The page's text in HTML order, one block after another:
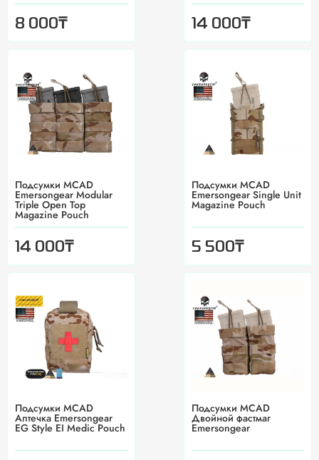
8 000₸ 14 000₸
Подсумки MCAD
Emersongear Modular
Triple Open Top
Magazine Pouch
14 000₸
Подсумки MCAD
Emersongear Single Unit
Magazine Pouch
5 500₸
Подсумки MCAD
Аптечка Emersongear
EG Style EI Medic Pouch
Подсумки MCAD
Двойной фастмаг
Emersongear